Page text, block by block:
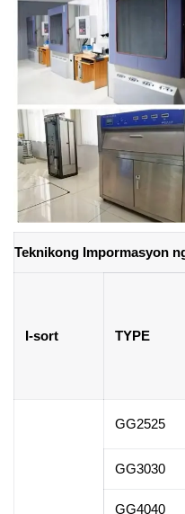
Teknikong Impormasyon
I-sort TYPE
GG2525
GG3030
GG4040